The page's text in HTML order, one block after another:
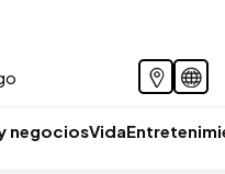
negociosVida